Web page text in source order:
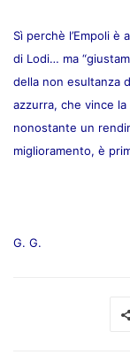
Sì perchè l’Empoli è
di Lodi… ma
della non esultanza
azzurra, che vince
nonostante un
miglioramento, è
G. G.